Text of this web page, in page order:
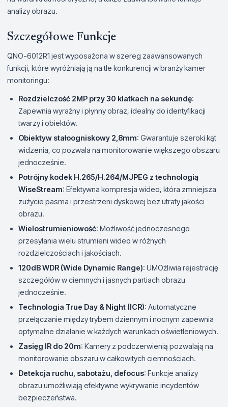
analizy obrazu.
Szczegółowe Funkcje
QNO-6012R1 jest wyposażona w szereg zaawansowanych
funkcji, które wyróżniają ją na tle konkurencji w branży kamer
monitoringu:
Rozdzielczość 2MP przy 30 klatkach na sekundę:
Zapewnia wyraźny i płynny obraz, idealny do identyfikacji
twarzy i obiektów.
Obiektyw stałoogniskowy 2,8mm: Gwarantuje szeroki kąt
widzenia, co pozwala na monitorowanie większego obszaru
jednocześnie.
Potrójny kodek H.265/H.264/MJPEG z technologią
WiseStream: Efektywna kompresja wideo, która zmniejsza
zużycie pasma i przestrzeni dyskowej bez utraty jakości
obrazu.
Wielostrumieniowość: Możliwość jednoczesnego
przesyłania wielu strumieni wideo w różnych
rozdzielczościach i jakościach.
120dB WDR (Wide Dynamic Range): UMOżliwia rejestrację
szczegółów w ciemnych i jasnych partiach obrazu
jednocześnie.
Technologia True Day & Night (ICR): Automatyczne
przełączanie między trybem dziennym i nocnym zapewnia
optymalne działanie w każdych warunkach oświetleniowych.
Zasięg IR do 20m: Kamery z podczerwienią pozwalają na
monitorowanie obszaru w całkowitych ciemnościach.
Detekcja ruchu, sabotażu, defocus: Funkcje analizy
obrazu umożliwiają efektywne wykrywanie incydentów
bezpieczeństwa.